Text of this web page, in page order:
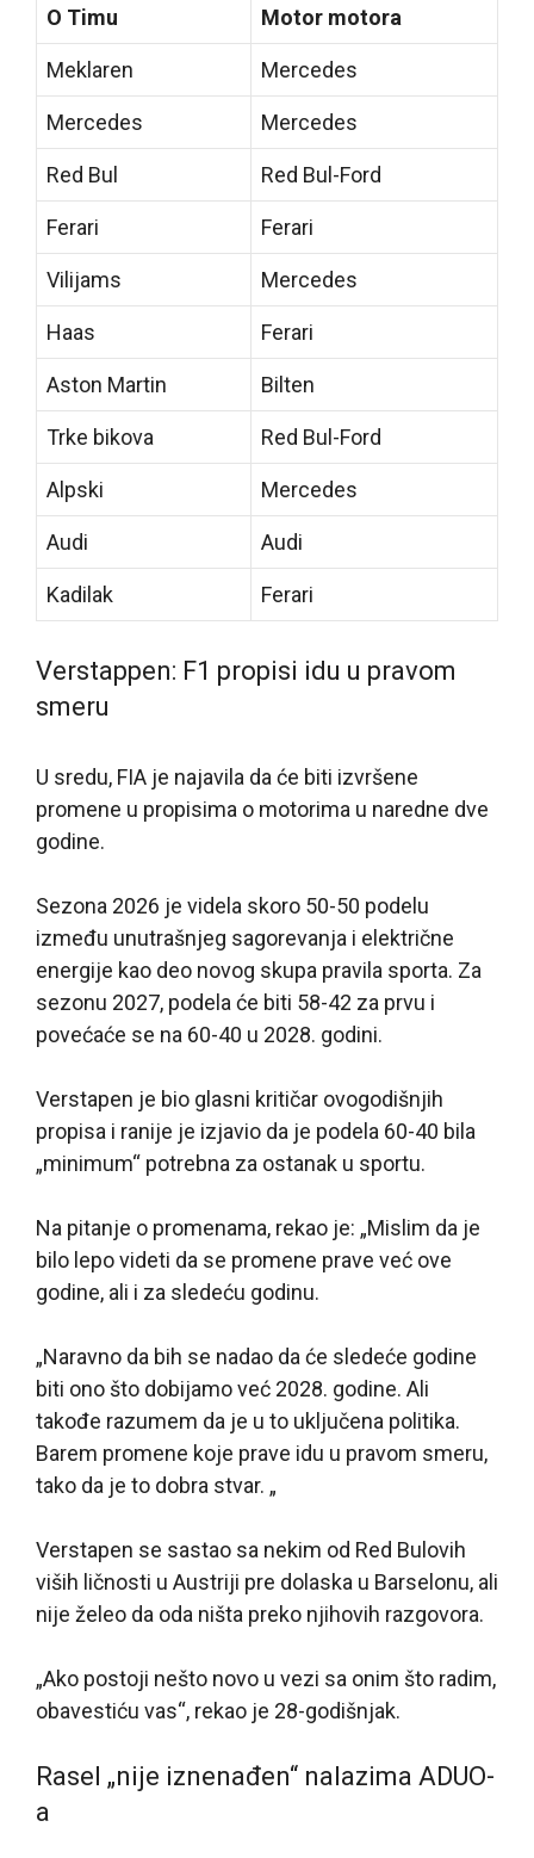
O Timu Motor motora
Meklaren Mercedes
Mercedes Mercedes
Red Bul Red Bul-Ford
Ferari Ferari
Vilijams Mercedes
Haas Ferari
Aston Martin Bilten
Trke bikova Red Bul-Ford
Alpski Mercedes
Audi Audi
Kadilak Ferari
Verstappen: F1 propisi idu u pravom
smeru
U sredu, FIA je najavila da će biti izvršene
promene u propisima o motorima u naredne dve
godine.
Sezona 2026 je videla skoro 50-50 podelu
između unutrašnjeg sagorevanja i električne
energije kao deo novog skupa pravila sporta. Za
sezonu 2027, podela će biti 58-42 za prvu i
povećaće se na 60-40 u 2028. godini.
Verstapen je bio glasni kritičar ovogodišnjih
propisa i ranije je izjavio da je podela 60-40 bila
„minimum“ potrebna za ostanak u sportu.
Na pitanje o promenama, rekao je: „Mislim da je
bilo lepo videti da se promene prave već ove
godine, ali i za sledeću godinu.
„Naravno da bih se nadao da će sledeće godine
biti ono što dobijamo već 2028. godine. Ali
takođe razumem da je u to uključena politika.
Barem promene koje prave idu u pravom smeru,
tako da je to dobra stvar. „
Verstapen se sastao sa nekim od Red Bulovih
viših ličnosti u Austriji pre dolaska u Barselonu, ali
nije želeo da oda ništa preko njihovih razgovora.
„Ako postoji nešto novo u vezi sa onim što radim,
obavestiću vas“, rekao je 28-godišnjak.
Rasel „nije iznenađen“ nalazima ADUO-
a